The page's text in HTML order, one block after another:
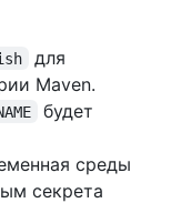
для
Maven.
будет
среды
секрета